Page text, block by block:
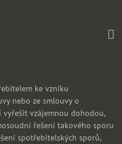
ke vzniku
nebo ze smlouvy o
vyřešit vzájemnou dohodou,
řešení takového sporu
spotřebitelských sporů,